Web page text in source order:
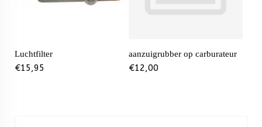
Luchtfilter
€15,95
aanzuigrubber op carburateur
€12,00